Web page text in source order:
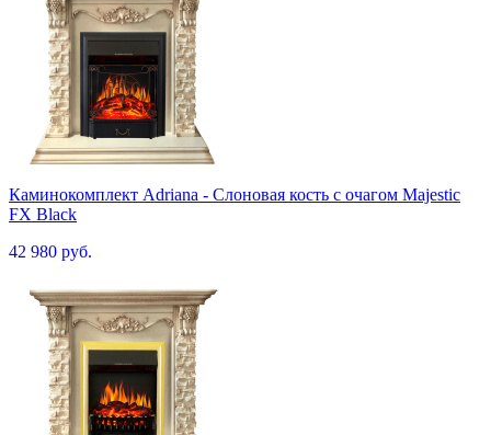
Каминокомплект Adriana - Cлоновая кость с очагом Majestic
FX Black
42 980 руб.